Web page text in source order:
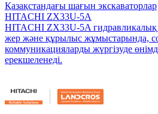
Қазақстандағы шағын экскаваторлар
HITACHI ZX33U-5A
HITACHI ZX33U-5A гидравликалық
жер және құрылыс жұмыстарында,
коммуникацияларды жүргізуде
ерекшеленеді.